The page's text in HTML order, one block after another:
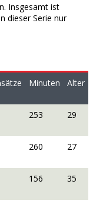
Insgesamt ist
dieser Serie nur
Minuten Alter
253 29
260 27
156 35